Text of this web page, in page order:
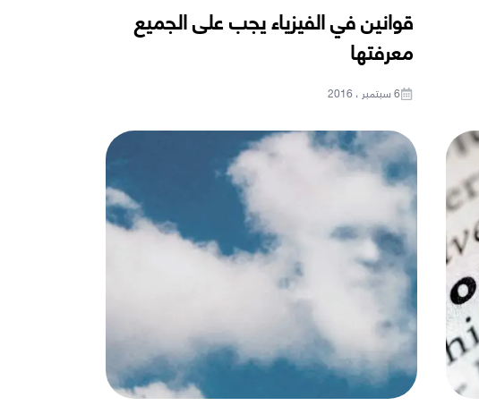
قوانين في الفيزياء يجب على الجميع
معرفتها
6 سبتمبر ، 2016